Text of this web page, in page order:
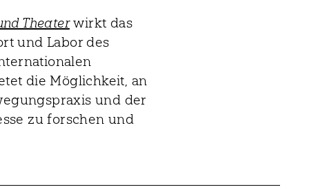
Theaterwirkt das
und Labor des
die Möglichkeit, an
und der
zu forschen und